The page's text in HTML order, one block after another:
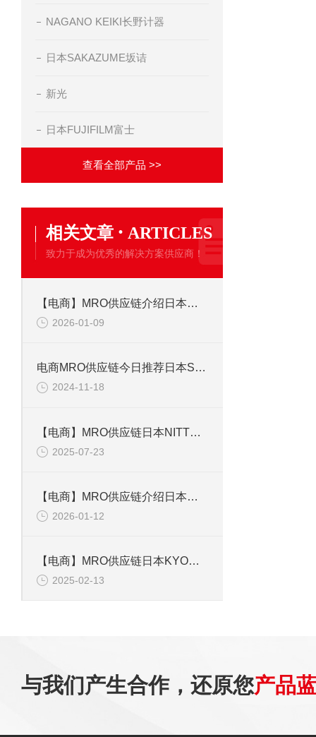
NAGANO KEIKI长野计器
日本SAKAZUME坂诘
新光
日本FUJIFILM富士
查看全部产品 >>
相关文章 · ARTICLES
致力于成为优秀的解决方案供应商！
【电商】MRO供应链介绍日本欧姆龙 温控器 E5CWL-Q1TC
2026-01-09
电商MRO供应链今日推荐日本SAKAGUCHI坂口电热自控加热器
2024-11-18
【电商】MRO供应链日本NITTO KOHKI日东工器 弹簧平衡器 TW-9
2025-07-23
【电商】MRO供应链介绍日本竹中TAKEX 传感器 IR3AN
2026-01-12
【电商】MRO供应链日本KYOWA共和PAV-500KU电压输送型压力传送器
2025-02-13
与我们产生合作，还原您产品